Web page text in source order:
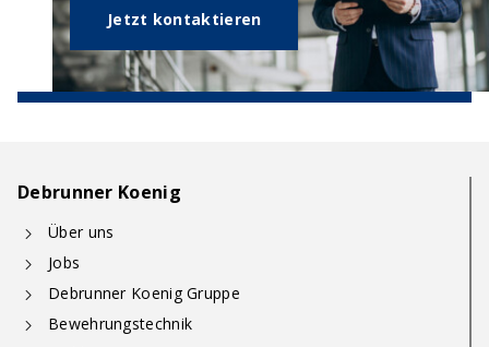
Jetzt kontaktieren
Debrunner Koenig
Über uns
Jobs
Debrunner Koenig Gruppe
Bewehrungstechnik